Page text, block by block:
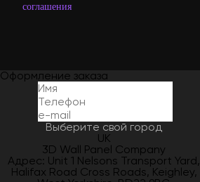
соглашения
Оформление заказа
Выберите свой город
UK
3D Wall Panel Company
Адрес: Unit 1 Nelsons Transport Yard,
Halifax Road Cross Roads, Keighley,